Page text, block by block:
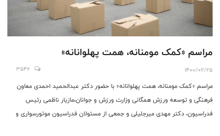
مراسم «کمک مومنانه، همت پهلوانانه»
1400/02/25
3546
مراسم «کمک مومنانه، همت پهلوانانه» با حضور دکتر عبدالحمید احمدی معاون
فرهنگی و توسعه ورزش همگانی وزارت ورزش و جوانان،مازیار ناظمی رئیس
فدراسیون، دکتر مهدی میرجلیلی و جمعی از مسئولان فدراسیون موتورسواری و